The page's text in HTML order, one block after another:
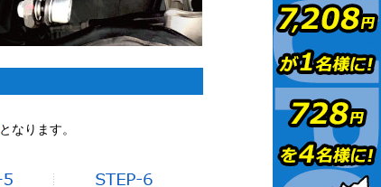
となります。